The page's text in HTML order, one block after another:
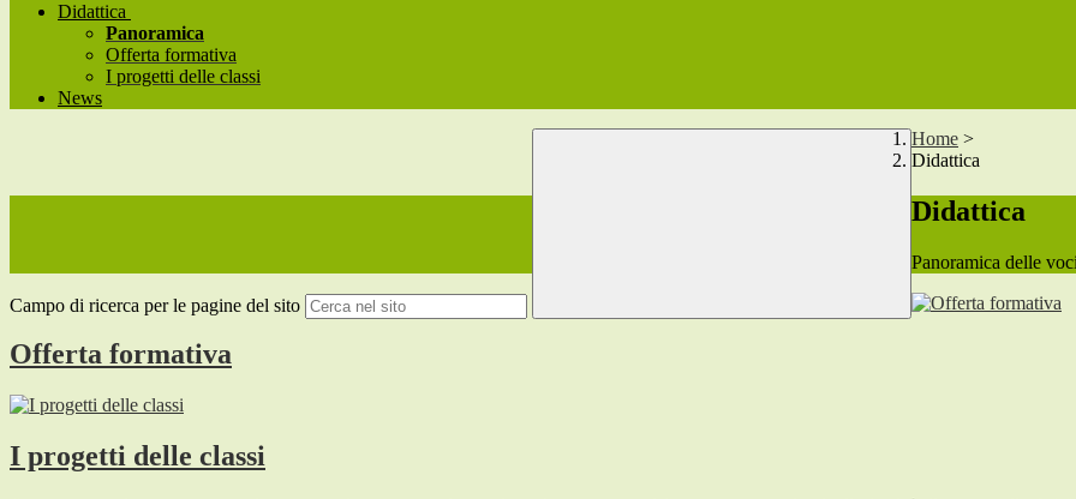
Didattica
Panoramica
Offerta formativa
I progetti delle classi
News
Campo di ricerca per le pagine del sito
Home >
Didattica
Didattica
Panoramica delle
Offerta formativa
I progetti delle classi